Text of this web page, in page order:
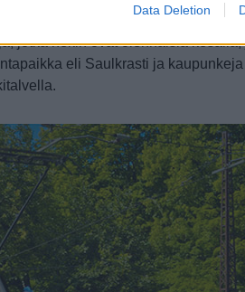
Data Deletion
tutustuminen käy yhtä hyvin niin
jotka nekin ovat olennaisia
eli Saulkrasti ja